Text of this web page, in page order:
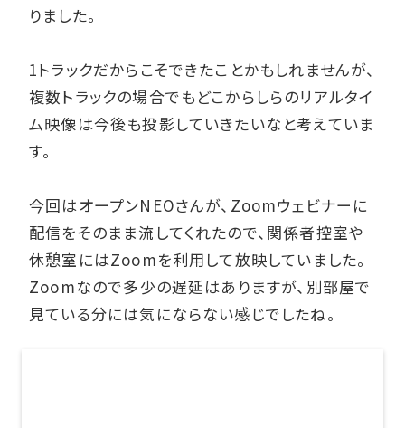
りました。
1トラックだからこそできたことかもしれませんが、
複数トラックの場合でもどこからしらのリアルタイ
ム映像は今後も投影していきたいなと考えていま
す。
今回はオープンNEOさんが、Zoomウェビナーに
配信をそのまま流してくれたので、関係者控室や
休憩室にはZoomを利用して放映していました。
Zoomなので多少の遅延はありますが、別部屋で
見ている分には気にならない感じでしたね。